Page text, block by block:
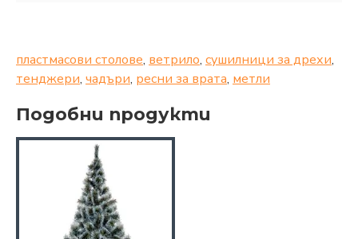
пластмасови столове, ветрило, сушилници за дрехи,
тенджери, чадъри, ресни за врата, метли
Подобни продукти